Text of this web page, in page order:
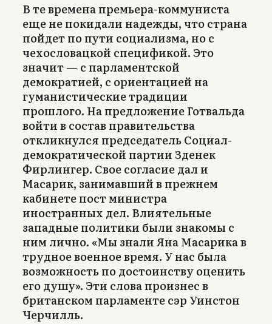
В те времена премьера-коммуниста
еще не покидали надежды, что страна
пойдет по пути социализма, но с
чехословацкой спецификой. Это
значит — с парламентской
демократией, с ориентацией на
гуманистические традиции
прошлого. На предложение Готвальда
войти в состав правительства
откликнулся председатель Социал-
демократической партии Зденек
Фирлингер. Свое согласие дал и
Масарик, занимавший в прежнем
кабинете пост министра
иностранных дел. Влиятельные
западные политики были знакомы с
ним лично. «Мы знали Яна Масарика в
трудное военное время. У нас была
возможность по достоинству оценить
его душу». Эти слова произнес в
британском парламенте сэр Уинстон
Черчилль.